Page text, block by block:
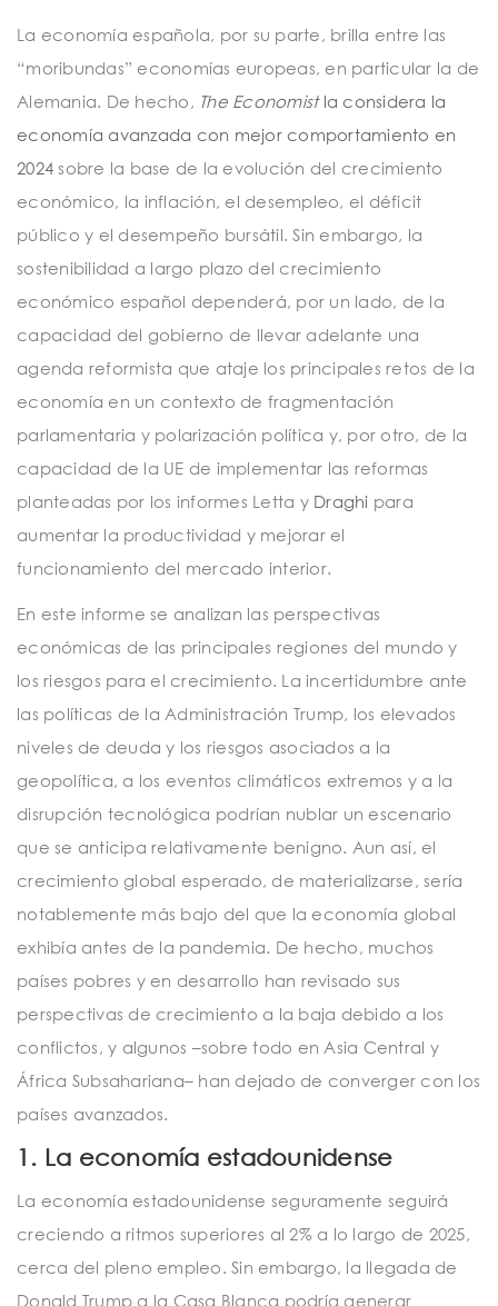
La economía española, por su parte, brilla entre las
“moribundas” economías europeas, en particular la de
Alemania. De hecho, The Economistla considera la
economía avanzada con mejor comportamiento en
2024 sobre la base de la evolución del crecimiento
económico, la inflación, el desempleo, el déficit
público y el desempeño bursátil. Sin embargo, la
sostenibilidad a largo plazo del crecimiento
económico español dependerá, por un lado, de la
capacidad del gobierno de llevar adelante una
agenda reformista que ataje los principales retos de la
economía en un contexto de fragmentación
parlamentaria y polarización política y, por otro, de la
capacidad de la UE de implementar las reformas
planteadas por los informes Letta y Draghi para
aumentar la productividad y mejorar el
funcionamiento del mercado interior.
En este informe se analizan las perspectivas
económicas de las principales regiones del mundo y
los riesgos para el crecimiento. La incertidumbre ante
las políticas de la Administración Trump, los elevados
niveles de deuda y los riesgos asociados a la
geopolítica, a los eventos climáticos extremos y a la
disrupción tecnológica podrían nublar un escenario
que se anticipa relativamente benigno. Aun así, el
crecimiento global esperado, de materializarse, sería
notablemente más bajo del que la economía global
exhibía antes de la pandemia. De hecho, muchos
países pobres y en desarrollo han revisado sus
perspectivas de crecimiento a la baja debido a los
conflictos, y algunos –sobre todo en Asia Central y
África Subsahariana– han dejado de converger con los
países avanzados.
1. La economía estadounidense
La economía estadounidense seguramente seguirá
creciendo a ritmos superiores al 2% a lo largo de 2025,
cerca del pleno empleo. Sin embargo, la llegada de
Donald Trump a la Casa Blanca podría generar